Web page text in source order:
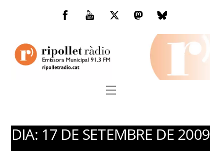
Facebook
You
TwitterMastodonBluesky
Menu
DIA: 17 DE SETEMBRE DE 2009